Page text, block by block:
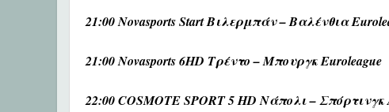
21:00 Novasports Start Βιλερμπάν – Βαλένθια
21:00 Novasports 6HD Τρέντο – Μπουργκ Euroleague
22:00 COSMOTE SPORT 5 HD Νάπολι –